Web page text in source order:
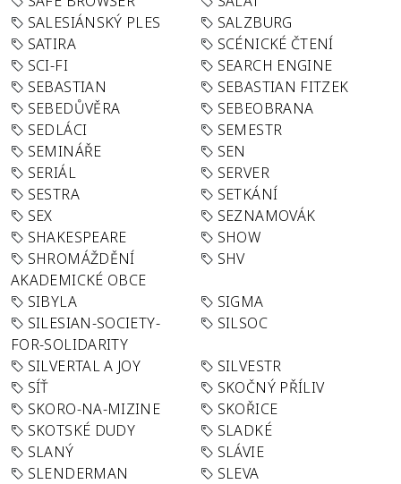
SALESIÁNSKÝ PLES
SALZBURG
SATIRA
SCÉNICKÉ ČTENÍ
SCI-FI
SEARCH ENGINE
SEBASTIAN
SEBASTIAN FITZEK
SEBEDŮVĚRA
SEBEOBRANA
SEDLÁCI
SEMESTR
SEMINÁŘE
SEN
SERIÁL
SERVER
SESTRA
SETKÁNÍ
SEX
SEZNAMOVÁK
SHAKESPEARE
SHOW
SHROMÁŽDĚNÍ
AKADEMICKÉ OBCE
SHV
SIBYLA
SIGMA
SILESIAN-SOCIETY-
FOR-SOLIDARITY
SILSOC
SILVERTAL A JOY
SILVESTR
SÍŤ
SKOČNÝ PŘÍLIV
SKORO-NA-MIZINE
SKOŘICE
SKOTSKÉ DUDY
SLADKÉ
SLANÝ
SLÁVIE
SLENDERMAN
SLEVA